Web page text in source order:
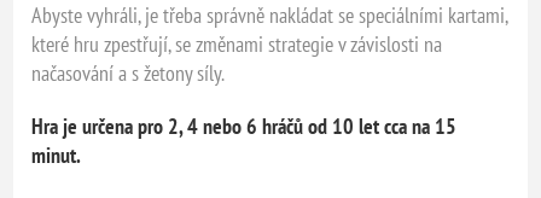
Abyste vyhráli, je třeba správně nakládat se speciálními kartami,
které hru zpestřují, se změnami strategie v závislosti na
načasování a s žetony síly.
Hra je určena pro 2, 4 nebo 6 hráčů od 10 let cca na 15
minut.